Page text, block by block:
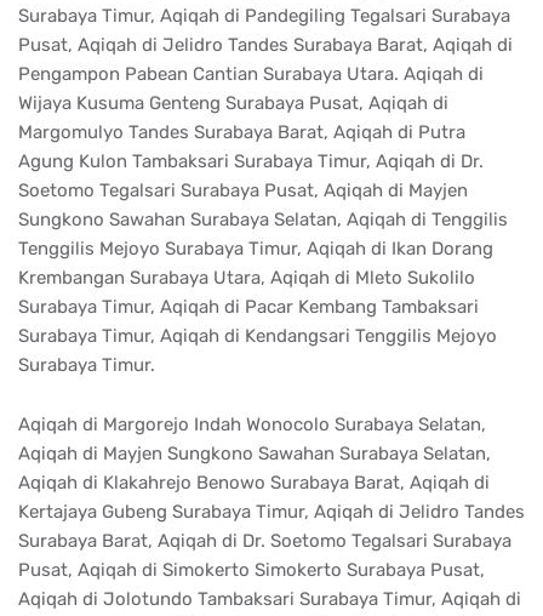
Surabaya Timur, Aqiqah di Pandegiling Tegalsari Surabaya
Pusat, Aqiqah di Jelidro Tandes Surabaya Barat, Aqiqah di
Pengampon Pabean Cantian Surabaya Utara. Aqiqah di
Wijaya Kusuma Genteng Surabaya Pusat, Aqiqah di
Margomulyo Tandes Surabaya Barat, Aqiqah di Putra
Agung Kulon Tambaksari Surabaya Timur, Aqiqah di Dr.
Soetomo Tegalsari Surabaya Pusat, Aqiqah di Mayjen
Sungkono Sawahan Surabaya Selatan, Aqiqah di Tenggilis
Tenggilis Mejoyo Surabaya Timur, Aqiqah di Ikan Dorang
Krembangan Surabaya Utara, Aqiqah di Mleto Sukolilo
Surabaya Timur, Aqiqah di Pacar Kembang Tambaksari
Surabaya Timur, Aqiqah di Kendangsari Tenggilis Mejoyo
Surabaya Timur.
Aqiqah di Margorejo Indah Wonocolo Surabaya Selatan,
Aqiqah di Mayjen Sungkono Sawahan Surabaya Selatan,
Aqiqah di Klakahrejo Benowo Surabaya Barat, Aqiqah di
Kertajaya Gubeng Surabaya Timur, Aqiqah di Jelidro Tandes
Surabaya Barat, Aqiqah di Dr. Soetomo Tegalsari Surabaya
Pusat, Aqiqah di Simokerto Simokerto Surabaya Pusat,
Aqiqah di Jolotundo Tambaksari Surabaya Timur, Aqiqah di